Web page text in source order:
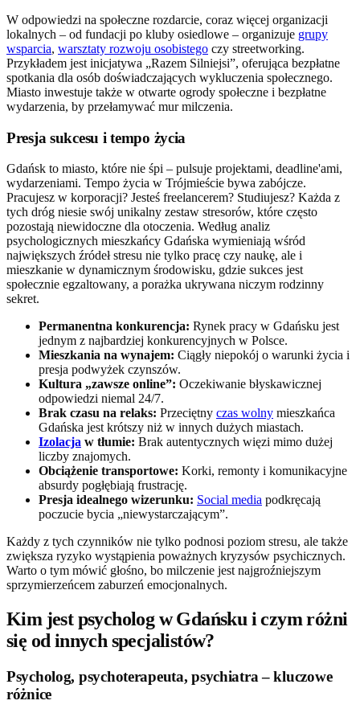
W odpowiedzi na społeczne rozdarcie, coraz więcej organizacji
lokalnych – od fundacji po kluby osiedlowe – organizuje grupy
wsparcia, warsztaty rozwoju osobistego czy streetworking.
Przykładem jest inicjatywa „Razem Silniejsi”, oferująca bezpłatne
spotkania dla osób doświadczających wykluczenia społecznego.
Miasto inwestuje także w otwarte ogrody społeczne i bezpłatne
wydarzenia, by przełamywać mur milczenia.
Presja sukcesu i tempo życia
Gdańsk to miasto, które nie śpi – pulsuje projektami, deadline'ami,
wydarzeniami. Tempo życia w Trójmieście bywa zabójcze.
Pracujesz w korporacji? Jesteś freelancerem? Studiujesz? Każda z
tych dróg niesie swój unikalny zestaw stresorów, które często
pozostają niewidoczne dla otoczenia. Według analiz
psychologicznych mieszkańcy Gdańska wymieniają wśród
największych źródeł stresu nie tylko pracę czy naukę, ale i
mieszkanie w dynamicznym środowisku, gdzie sukces jest
społecznie egzaltowany, a porażka ukrywana niczym rodzinny
sekret.
Permanentna konkurencja: Rynek pracy w Gdańsku jest
jednym z najbardziej konkurencyjnych w Polsce.
Mieszkania na wynajem: Ciągły niepokój o warunki życia i
presja podwyżek czynszów.
Kultura „zawsze online”: Oczekiwanie błyskawicznej
odpowiedzi niemal 24/7.
Brak czasu na relaks: Przeciętny czas wolny mieszkańca
Gdańska jest krótszy niż w innych dużych miastach.
Izolacja w tłumie: Brak autentycznych więzi mimo dużej
liczby znajomych.
Obciążenie transportowe: Korki, remonty i komunikacyjne
absurdy pogłębiają frustrację.
Presja idealnego wizerunku: Social media podkręcają
poczucie bycia „niewystarczającym”.
Każdy z tych czynników nie tylko podnosi poziom stresu, ale także
zwiększa ryzyko wystąpienia poważnych kryzysów psychicznych.
Warto o tym mówić głośno, bo milczenie jest najgroźniejszym
sprzymierzeńcem zaburzeń emocjonalnych.
Kim jest psycholog w Gdańsku i czym różni
się od innych specjalistów?
Psycholog, psychoterapeuta, psychiatra – kluczowe
różnice